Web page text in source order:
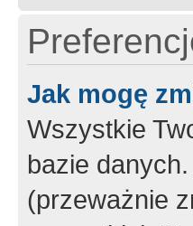
Jak mogę
Wszystkie
bazie
(przeważnie